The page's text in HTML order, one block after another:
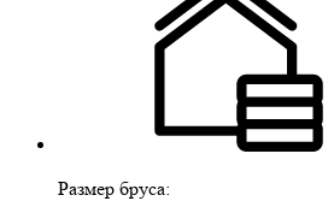
Размер бруса: